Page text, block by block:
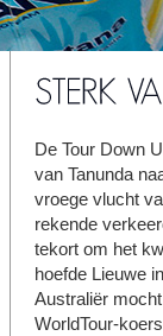
De Tour Down
van Tanunda
vroege vlucht
rekende
tekort om het
hoefde Lieuwe
Australiër
WorldTour-